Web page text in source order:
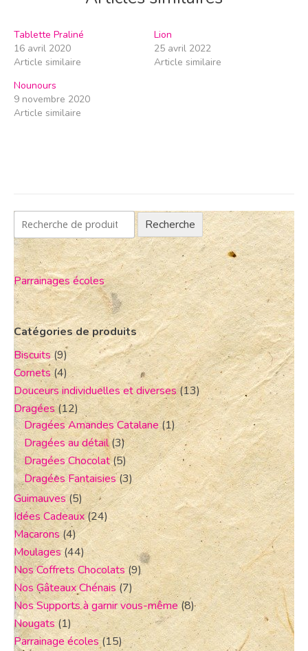
Tablette Praliné
16 avril 2020
Article similaire
Lion
25 avril 2022
Article similaire
Nounours
9 novembre 2020
Article similaire
Recherche
Parrainages écoles
Catégories de produits
Biscuits(9)
Cornets(4)
Douceurs individuelles et diverses (13)
Dragées(12)
Dragées Amandes Catalane(1)
Dragées au détail(3)
Dragées Chocolat(5)
Dragées Fantaisies (3)
Guimauves (5)
Idées Cadeaux(24)
Macarons(4)
Moulages(44)
Nos Coffrets Chocolats (9)
Nos Gâteaux Chénais (7)
Nos Supports à garnir vous-même(8)
Nougats (1)
Parrainage écoles (15)